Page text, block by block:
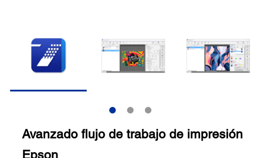
Avanzado flujo de trabajo de impresión
Epson